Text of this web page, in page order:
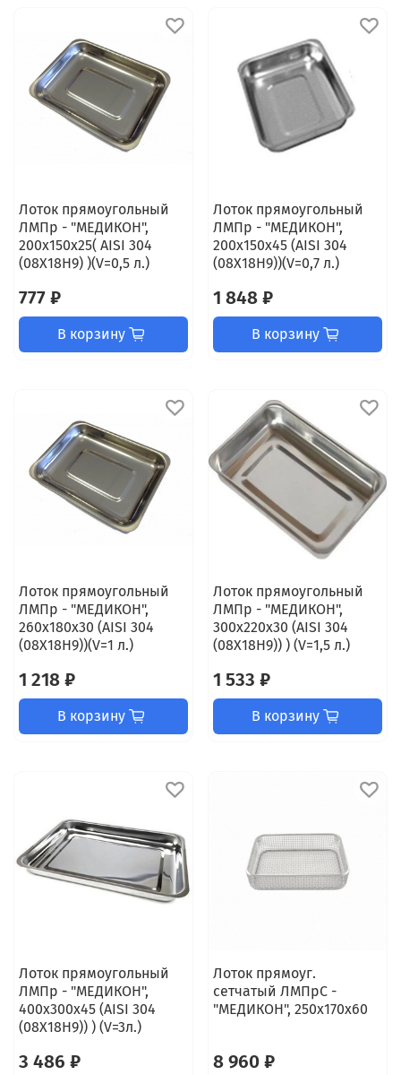
Лоток прямоугольный
ЛМПр - "МЕДИКОН",
200х150х25( AISI 304
(08Х18Н9) )(V=0,5 л.)
777 ₽
В корзину
Лоток прямоугольный
ЛМПр - "МЕДИКОН",
200х150х45 (AISI 304
(08Х18Н9))(V=0,7 л.)
1 848 ₽
В корзину
Лоток прямоугольный
ЛМПр - "МЕДИКОН",
260х180х30 (AISI 304
(08Х18Н9))(V=1 л.)
1 218 ₽
В корзину
Лоток прямоугольный
ЛМПр - "МЕДИКОН",
300х220х30 (AISI 304
(08Х18Н9)) ) (V=1,5 л.)
1 533 ₽
В корзину
Лоток прямоугольный
ЛМПр - "МЕДИКОН",
400х300х45 (AISI 304
(08Х18Н9)) ) (V=3л.)
3 486 ₽
Лоток прямоуг.
сетчатый ЛМПрС -
"МЕДИКОН", 250х170х60
8 960 ₽